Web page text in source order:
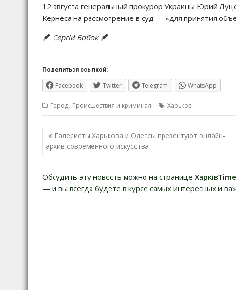
12 августа генеральный прокурор Украины Юрий
Кернеса на рассмотрение в суд — «для принятия
Сергій Бобок
Поделиться ссылкой:
Facebook Twitter Telegram WhatsApp
Город, Происшествия и криминал Харьков
Навигация
по
записям
Галеристы Харькова и Одессы презентуют онлайн-
архив современного искусства
Обсудить эту новость можно на странице
— и вы всегда будете в курсе самых интересных и